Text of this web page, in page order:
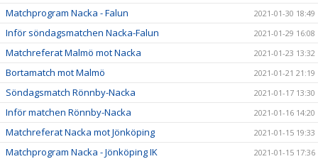
Matchprogram Nacka - Falun 2021-01-30 18:49
Inför söndagsmatchen Nacka-Falun 2021-01-29 16:08
Matchreferat Malmö mot Nacka 2021-01-23 13:32
Bortamatch mot Malmö 2021-01-21 21:19
Söndagsmatch Rönnby-Nacka 2021-01-17 13:30
Inför matchen Rönnby-Nacka 2021-01-16 14:20
Matchreferat Nacka mot Jönköping 2021-01-15 19:33
Matchprogram Nacka - Jönköping IK 2021-01-15 17:36